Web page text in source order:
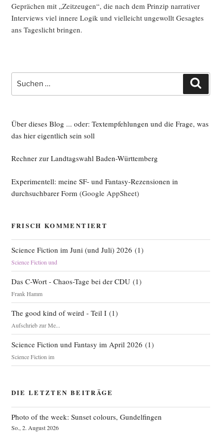
Geprä­chen mit „Zeit­zeu­gen“, die nach dem Prin­zip nar­ra­ti­ver
Inter­views viel inne­re Logik und viel­leicht unge­wollt Gesag­tes
ans Tages­licht bringen.
Suche
nach:
Über dieses Blog ... oder: Textempfehlungen und die Frage, was
das hier eigentlich sein soll
Rechner zur Landtagswahl Baden-Württemberg
Experimentell: meine SF- und Fantasy-Rezensionen in
durchsuchbarer Form (Google AppSheet)
FRISCH KOMMENTIERT
Science Fiction im Juni (und Juli) 2026 (1)
Science Fiction und
Das C-Wort - Chaos-Tage bei der CDU(1)
Frank Hamm
The good kind of weird - Teil I(1)
Aufschrieb zur Me...
Science Fiction und Fantasy im April 2026 (1)
Science Fiction im
DIE LETZTEN BEITRÄGE
Photo of the week: Sunset colours, Gundelfingen
So., 2. August 2026